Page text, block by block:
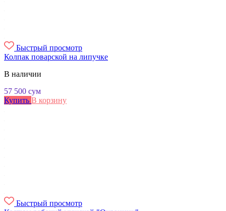
Быстрый просмотр
Колпак поварской на липучке
В наличии
57 500 сум
Купить В корзину
Быстрый просмотр